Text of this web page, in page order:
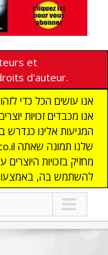
et
d'auteur.
אנו עושים הכל כדי
אנו מכבדים זכויות
מחזיק בזכויות
להשתמש בה,